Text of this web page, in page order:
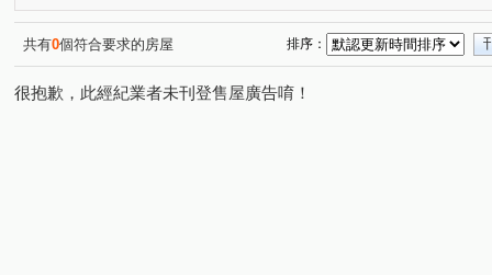
共有0個符合要求的房屋 排序：
很抱歉，此經紀業者未刊登售屋廣告唷！